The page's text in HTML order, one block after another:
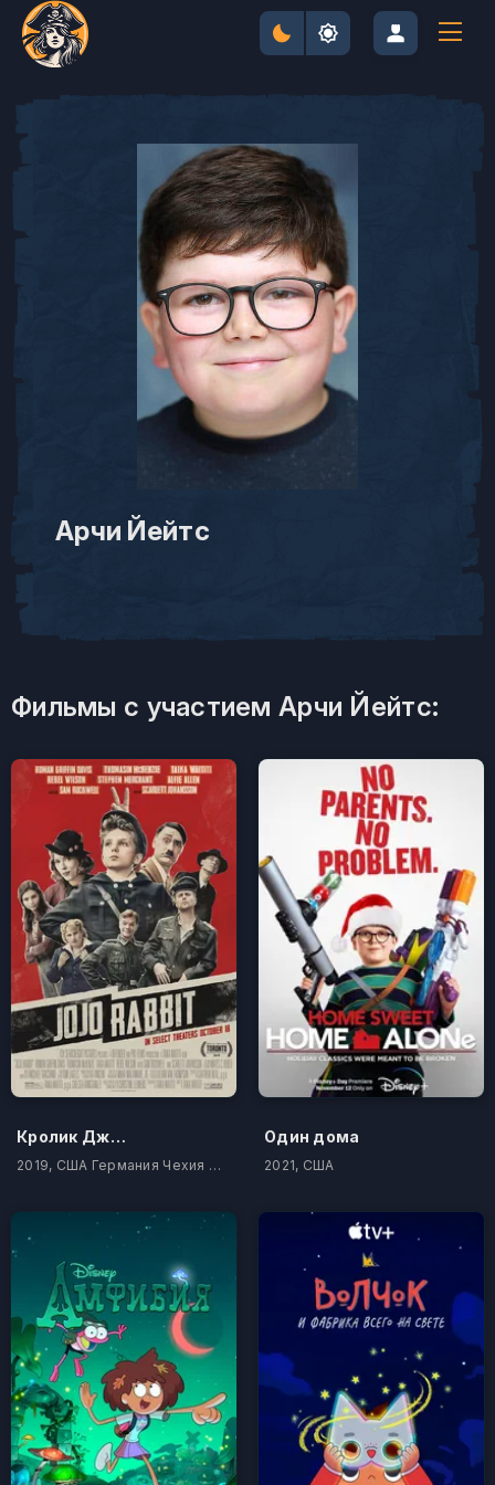
Арчи Йейтс
Фильмы с участием Арчи Йейтс:
Кролик Джоджо
2019, США Германия Чехия Новая Зеландия
Один дома
2021, США